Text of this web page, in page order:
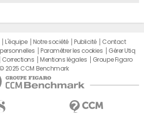
L'équipe Notre société Publicité
Contact
Paramétrer les cookies
Gérer Utiq
Corrections Mentions légales
Groupe Figaro
© 2025 CCM Benchmark